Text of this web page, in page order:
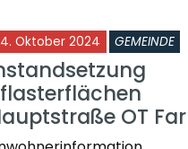
Oktober 2024 GEMEINDE
OT